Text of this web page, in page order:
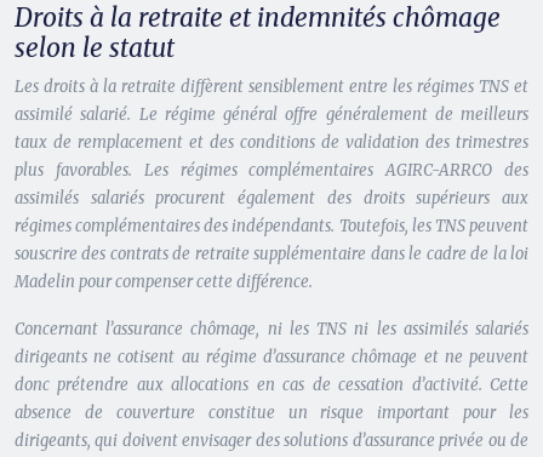
Droits à la retraite et indemnités chômage
selon le statut
Les droits à la retraite diffèrent sensiblement entre les régimes TNS et
assimilé salarié. Le régime général offre généralement de meilleurs
taux de remplacement et des conditions de validation des trimestres
plus favorables. Les régimes complémentaires AGIRC-ARRCO des
assimilés salariés procurent également des droits supérieurs aux
régimes complémentaires des indépendants. Toutefois, les TNS peuvent
souscrire des contrats de retraite supplémentaire dans le cadre de la loi
Madelin pour compenser cette différence.
Concernant l’assurance chômage, ni les TNS ni les assimilés salariés
dirigeants ne cotisent au régime d’assurance chômage et ne peuvent
donc prétendre aux allocations en cas de cessation d’activité. Cette
absence de couverture constitue un risque important pour les
dirigeants, qui doivent envisager des solutions d’assurance privée ou de